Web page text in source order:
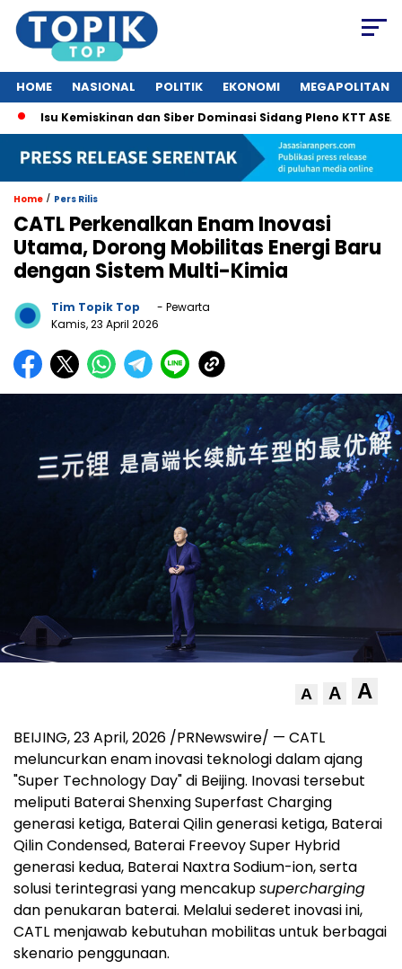
HOME NASIONAL POLITIK EKONOMI MEGAPOLITAN
dan Siber Dominasi Sidang Pleno KTT ASEAN ke-46
Home / Pers Rilis
CATL Perkenalkan Enam Inovasi
Utama, Dorong Mobilitas Energi Baru
dengan Sistem Multi-Kimia
Tim Topik Top
- Pewarta
Kamis, 23 April 2026
A A A
BEIJING,23 April, 2026 /PRNewswire/ — CATL
meluncurkan enam inovasi teknologi dalam ajang
"Super Technology Day" di Beijing. Inovasi tersebut
meliputi Baterai Shenxing Superfast Charging
generasi ketiga, Baterai Qilin generasi ketiga, Baterai
Qilin Condensed, Baterai Freevoy Super Hybrid
generasi kedua, Baterai Naxtra Sodium-ion, serta
solusi terintegrasi yang mencakupsupercharging
dan penukaran baterai. Melalui sederet inovasi ini,
CATL menjawab kebutuhan mobilitas untuk berbagai
skenario penggunaan.